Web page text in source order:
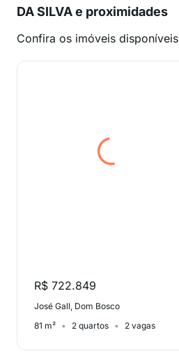
DA SILVA e proximidades
Confira os imóveis disponíveis
R$ 722.849
José Gall, Dom Bosco
81 m²
2 quartos 2 vagas